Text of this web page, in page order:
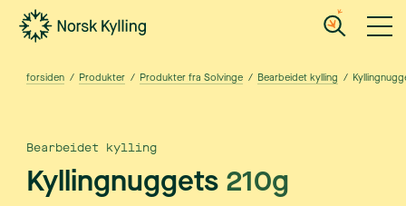
Gå til hovedinnholdet
Gå til menyen
forsiden / Produkter / Produkter fra Solvinge / Bearbeidet kylling /
Bearbeidet kylling
Kyllingnuggets 210g